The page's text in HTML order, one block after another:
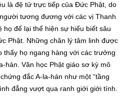
là đệ tử trực tiếp của Đức Phật, do
tương đương với các vị Thanh
họ để lại thể hiện sự hiểu biết sâu
Phật. Những chân lý tâm linh được
thấy họ ngang hàng với các trưởng
hán. Văn học Phật giáo sơ kỳ mô
đắc A-la-hán như một “tầng
đẳng vượt qua ranh giới giới tính.